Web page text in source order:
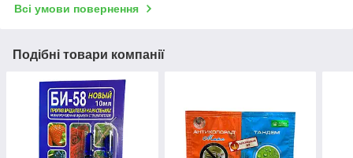
Всі умови повернення
Подібні товари компанії